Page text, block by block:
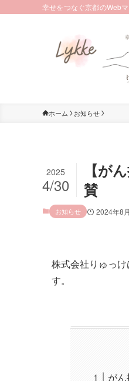
幸せをつなぐ京都のWeb
ホーム お知らせ
【が
賛
2025
4/30
お知らせ 2024年8
株式会社りゅっけ
す。
が